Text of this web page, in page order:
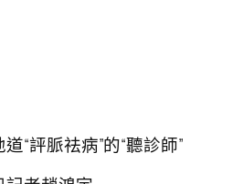
評脈祛病”的“聽診師”